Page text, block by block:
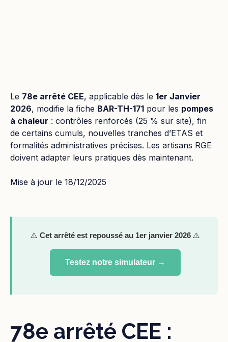
Le 78e arrêté CEE, applicable dès le 1er Janvier
2026, modifie la fiche BAR-TH-171 pour les pompes
à chaleur : contrôles renforcés (25 % sur site), fin
de certains cumuls, nouvelles tranches d’ETAS et
formalités administratives précises. Les artisans RGE
doivent adapter leurs pratiques dès maintenant.
Mise à jour le 18/12/2025
⚠️ Cet arrêté est repoussé au 1er janvier 2026⚠️
Testez notre simulateur →
78e arrêté CEE :